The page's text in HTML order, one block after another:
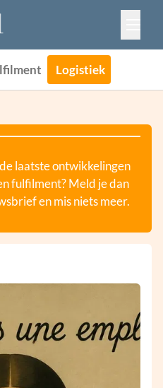
Logistiek
laatste ontwikkelingen
fulfilment? Meld je dan
en mis niets meer.